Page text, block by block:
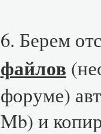
6. Берем
файлов
форуме)
Mb) и